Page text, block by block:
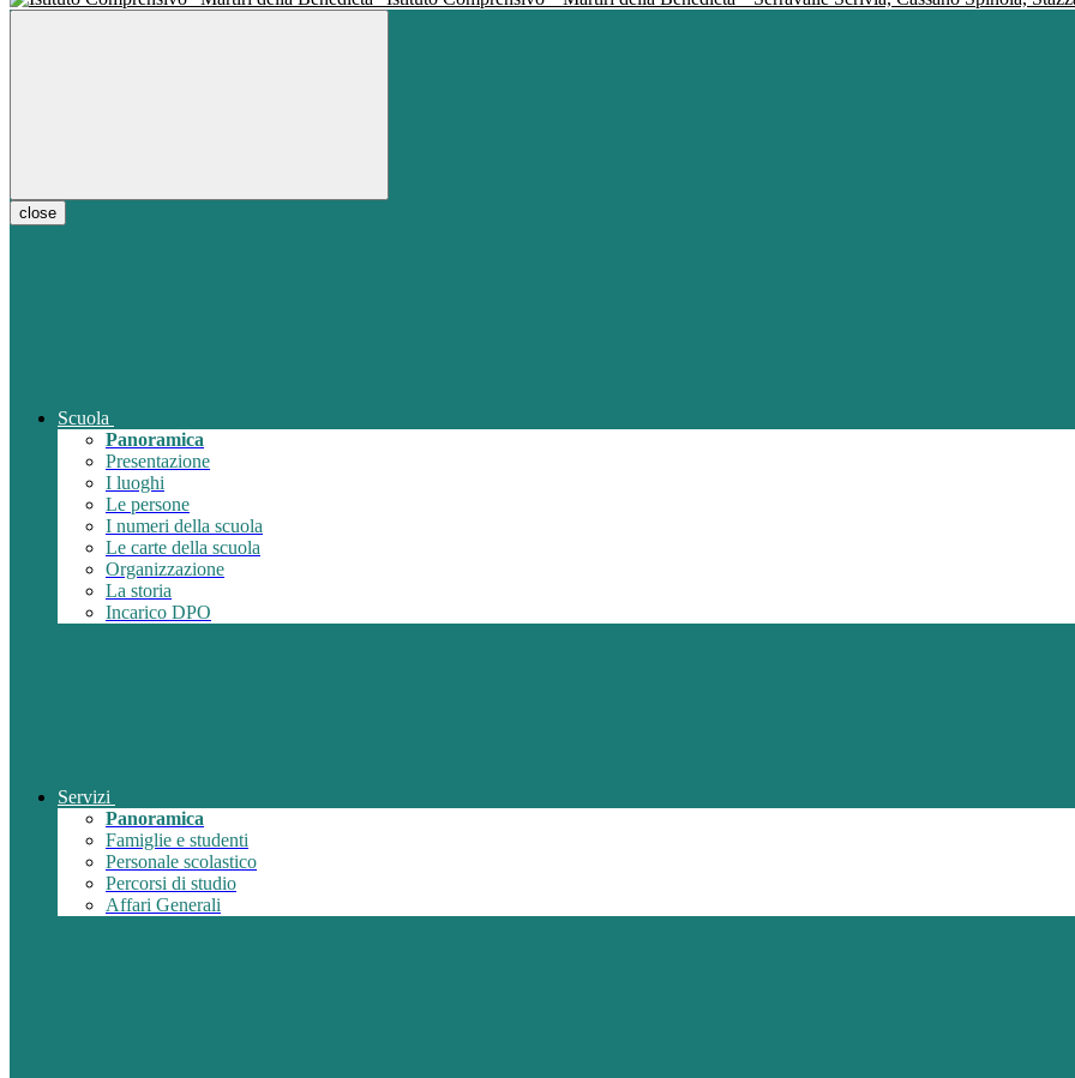
close
Scuola
Panoramica
Presentazione
I luoghi
Le persone
I numeri della scuola
Le carte della scuola
Organizzazione
La storia
Incarico DPO
Servizi
Panoramica
Famiglie e studenti
Personale scolastico
Percorsi di studio
Affari Generali